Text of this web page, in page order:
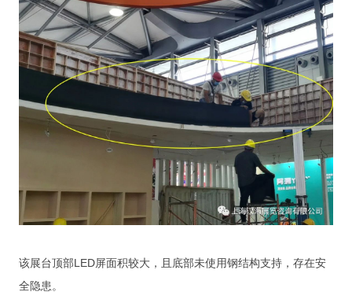
该展台顶部LED屏面积较大，且底部未使用钢结构支持，存在安
全隐患。